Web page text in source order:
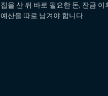
집을 산 뒤 바로 필요한 돈, 잔금 이
예산을 따로 남겨야 합니다